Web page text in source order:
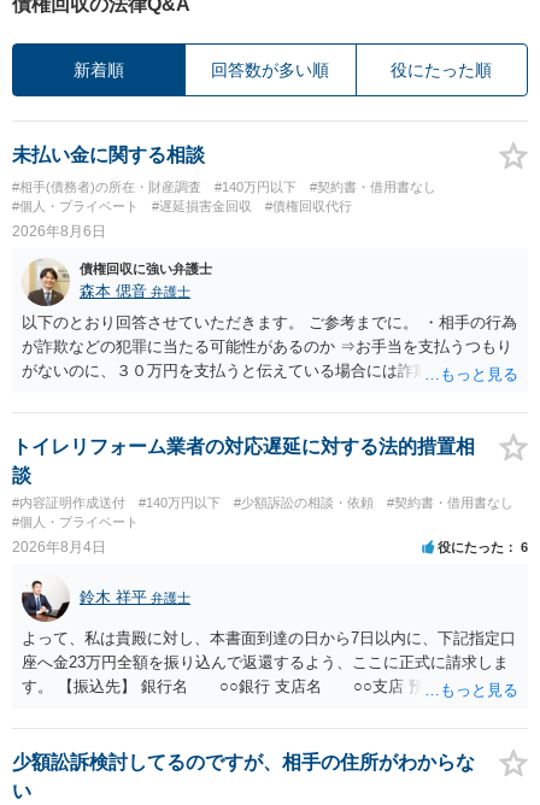
新着順 回答数が多い順 役にたった順
未払い金に関する相談
#相手(債務者)の所在・財産調査 #140万円以下
#契約書・借用書なし
#個人・プライベート
#遅延損害金回収 #債権回収代行
2026年8月6日
債権回収に強い弁護士
森本 偲音 弁護士
以下のとおり回答させていただきます。 ご参考までに。 ・相手の行為
が詐欺などの犯罪に当たる可能性があるのか ⇒お手当を支払うつもり
がないのに、３０万円を支払うと伝えている場合には詐欺罪に該当す
段が取れるのか ⇒契約に基づく履行請求として３０万円を請求するこ
とが考えられますが、 パパ活の契約は、売春防止法に抵触する契約
であるため、公序良俗に反する契約として 民法上無効（民法９０
条）となるため、相手方に請求できない可能性が高いです。 ・相手の
氏名や住所が分からない状態でも対応可能なのか ⇒訴訟等の裁判上の
手続を利用する場合には、原則として相手方の住所・氏名を把握して
トイレリフォーム業者の対応遅延に対する法的措置相
談
#内容証明作成送付 #140万円以下 #少額訴訟の相談・依頼
#契約書・借用書なし
#個人・プライベート
2026年8月4日 役にたった 6
鈴木 祥平 弁護士
よって、私は貴殿に対し、本書面到達の日から7日以内に、下記指定口
座へ金23万円全額を振り込んで返還するよう、ここに正式に請求しま
す。 【振込先】 銀行名 ○○銀行 支店名 ○○支店 預金種別 普通
されない場合には、貴殿には任意に返金する意思がないものと判断
し、やむを得ず、返還金23万円及びこれに対する遅延損害金の支払い
を求める民事訴訟、支払督促その他必要な法的手続を直ちに講じま
少額訟訴検討してるのですが、相手の住所がわからな
い